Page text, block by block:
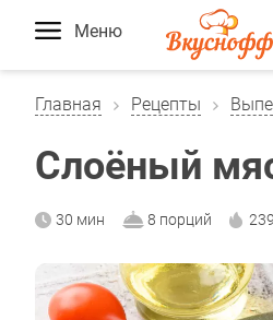
Меню
Главная Рецепты
Слоёный
30 мин 8 порций